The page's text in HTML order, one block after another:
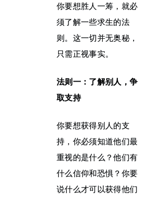
你要想胜人一筹，就必
须了解一些求生的法
则。这一切并无奥秘，
只需正视事实。
法则一：了解别人，争
取支持
你要想获得别人的支
持，你必须知道他们最
重视的是什么？他们有
什么信仰和恐惧？你要
说什么才可以获得他们